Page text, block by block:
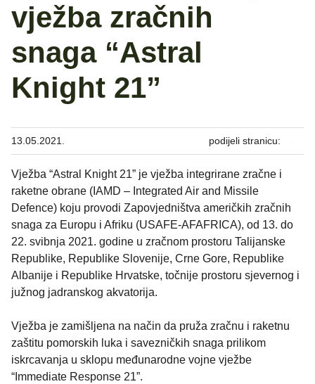
vježba zračnih
snaga “Astral
Knight 21”
13.05.2021. podijeli stranicu:
Vježba “Astral Knight 21” je vježba integrirane zračne i
raketne obrane (IAMD – Integrated Air and Missile
Defence) koju provodi Zapovjedništva američkih zračnih
snaga za Europu i Afriku (USAFE-AFAFRICA), od 13. do
22. svibnja 2021. godine u zračnom prostoru Talijanske
Republike, Republike Slovenije, Crne Gore, Republike
Albanije i Republike Hrvatske, točnije prostoru sjevernog i
južnog jadranskog akvatorija.
Vježba je zamišljena na način da pruža zračnu i raketnu
zaštitu pomorskih luka i savezničkih snaga prilikom
iskrcavanja u sklopu međunarodne vojne vježbe
“Immediate Response 21”.